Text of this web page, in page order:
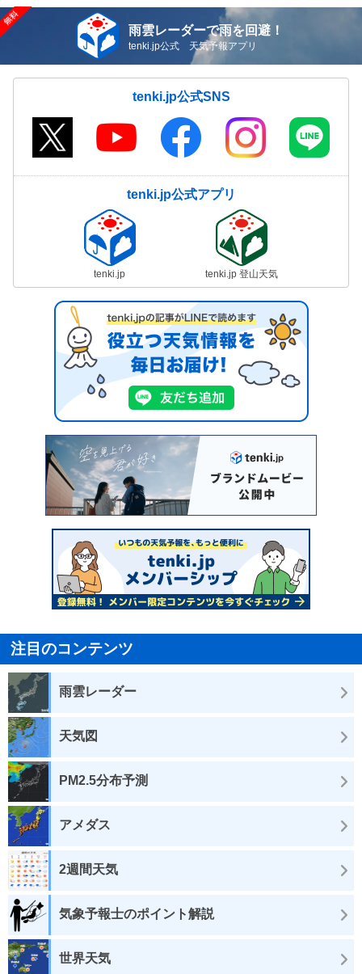
雨雲レーダーで雨を回避！
tenki.jp公式 天気予報アプリ
tenki.jp公式SNS
tenki.jp公式アプリ
tenki.jp tenki.jp 登山天気
注目のコンテンツ
雨雲レーダー
天気図
PM2.5分布予測
アメダス
2週間天気
気象予報士のポイント解説
世界天気